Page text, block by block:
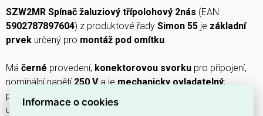
SZW2MR Spínač žaluziový třípolohový 2nás (EAN:
5902787897604) z produktové řady Simon 55 je základní
prvek určený pro montáž pod omítku.
Má černé provedení, konektorovou svorku pro připojení,
nominální napětí 250 Va je mechanicky ovladatelný;
povrchová ochrana:
bez úpravy
upevnění:
Informace o cookies